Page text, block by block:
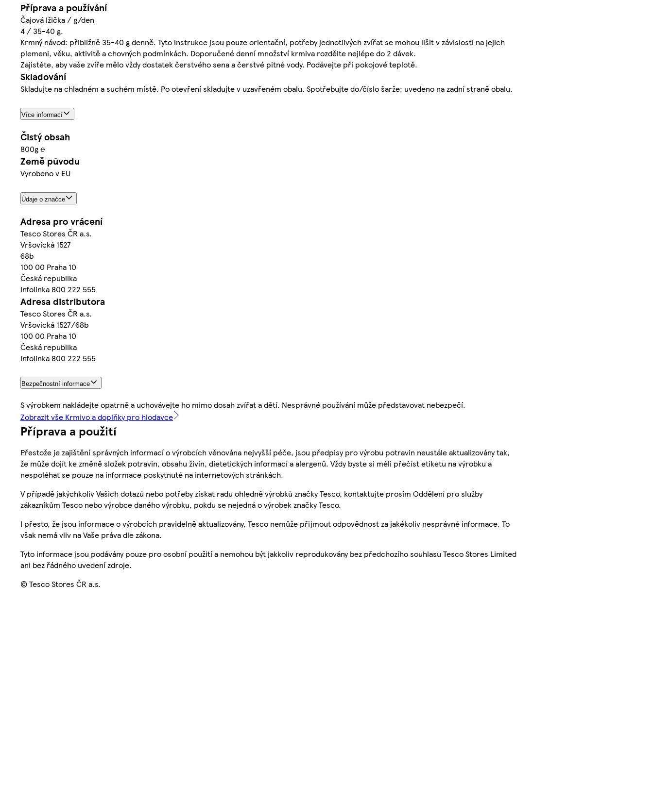
Příprava a používání
Čajová lžička / g/den
4 / 35-40 g.
Krmný návod: přibližně 35-40 g denně. Tyto instrukce jsou pouze orientační, potřeby jednotlivých zvířat se mohou lišit v závislosti na jejich
plemeni, věku, aktivitě a chovných podmínkách. Doporučené denní množství krmiva rozdělte nejlépe do 2 dávek.
Zajistěte, aby vaše zvíře mělo vždy dostatek čerstvého sena a čerstvé pitné vody. Podávejte při pokojové teplotě.
Skladování
Skladujte na chladném a suchém místě. Po otevření skladujte v uzavřeném obalu. Spotřebujte do/číslo šarže: uvedeno na zadní straně obalu.
Více informací
Čistý obsah
800g ℮
Země původu
Vyrobeno v EU
Údaje o značce
Adresa pro vrácení
Tesco Stores ČR a.s.
Vršovická 1527
68b
100 00 Praha 10
Česká republika
Infolinka 800 222 555
Adresa distributora
Tesco Stores ČR a.s.
Vršovická 1527/68b
100 00 Praha 10
Česká republika
Infolinka 800 222 555
Bezpečnostní informace
S výrobkem nakládejte opatrně a uchovávejte ho mimo dosah zvířat a dětí. Nesprávné používání může představovat nebezpečí.
Zobrazit vše Krmivo a doplňky pro hlodavce
Příprava a použití
Přestože je zajištění správných informací o výrobcích věnována nejvyšší péče, jsou předpisy pro výrobu potravin neustále aktualizovány tak,
že může dojít ke změně složek potravin, obsahu živin, dietetických informací a alergenů. Vždy byste si měli přečíst etiketu na výrobku a
nespoléhat se pouze na informace poskytnuté na internetových stránkách.
V případě jakýchkoliv Vašich dotazů nebo potřeby získat radu ohledně výrobků značky Tesco, kontaktujte prosím Oddělení pro služby
zákazníkům Tesco nebo výrobce daného výrobku, pokdu se nejedná o výrobek značky Tesco.
I přesto, že jsou informace o výrobcích pravidelně aktualizovány, Tesco nemůže přijmout odpovědnost za jakékoliv nesprávné informace. To
však nemá vliv na Vaše práva dle zákona.
Tyto informace jsou podávány pouze pro osobní použití a nemohou být jakkoliv reprodukovány bez předchozího souhlasu Tesco Stores Limited
ani bez řádného uvedení zdroje.
© Tesco Stores ČR a.s.